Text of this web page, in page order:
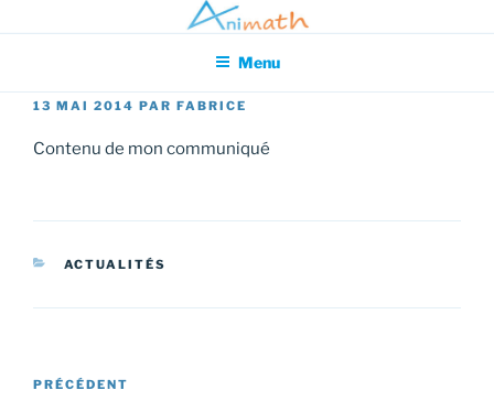
au
principal
Association pour l'Animation en Mathématiques
Menu
PUBLIÉ
13 MAI 2014 PAR FABRICE
Contenu de mon communiqué
CATÉGORIES
ACTUALITÉS
Navigation
Article
PRÉCÉDENT